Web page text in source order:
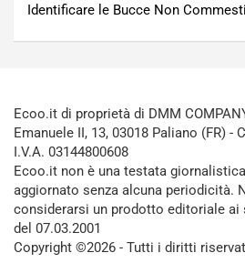
Identificare le Bucce Non
Ecoo.it di proprietà di DMM
Emanuele II, 13, 03018 Paliano (FR) -
I.V.A. 03144800608
Ecoo.it non è una testata
aggiornato senza alcuna periodicità.
considerarsi un prodotto editoriale ai
del 07.03.2001
Copyright ©2026 - Tutti i diritti